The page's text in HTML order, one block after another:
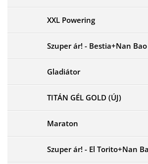
XXL Powering
Szuper ár! - Bestia+Nan Bao
Gladiátor
TITÁN GÉL GOLD (ÚJ)
Maraton
Szuper ár! - El Torito+Nan